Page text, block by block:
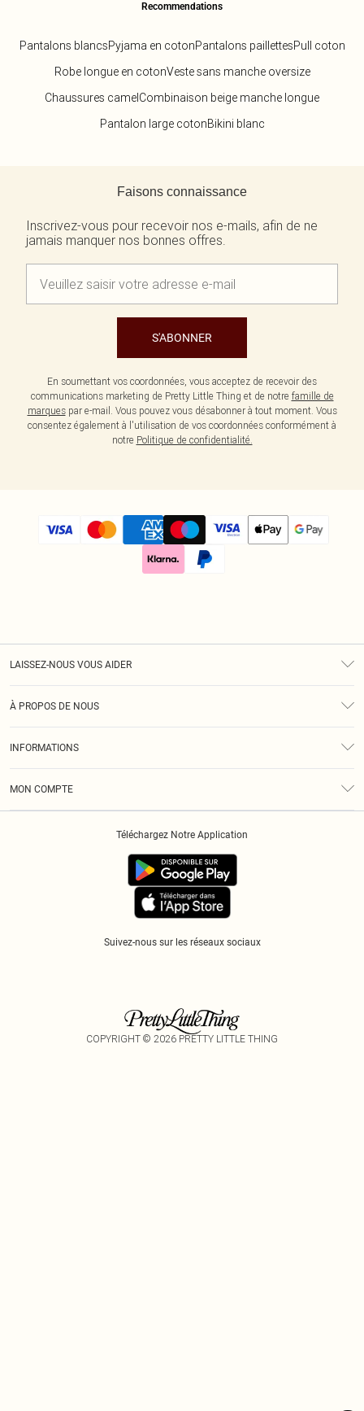
Recommendations
Pantalons blancsPyjama en cotonPantalons paillettesPull coton
Robe longue en cotonVeste sans manche oversize
Chaussures camelCombinaison beige manche longue
Pantalon large cotonBikini blanc
Faisons connaissance
Inscrivez-vous pour recevoir nos e-mails, afin de ne
jamais manquer nos bonnes offres.
S'ABONNER
En soumettant vos coordonnées, vous acceptez de recevoir des
communications marketing de Pretty Little Thing et de notre famille de
marquespar e-mail. Vous pouvez vous désabonner à tout moment. Vous
consentez également à l'utilisation de vos coordonnées conformément à
notre Politique de confidentialité.
LAISSEZ-NOUS VOUS AIDER
À PROPOS DE NOUS
INFORMATIONS
MON COMPTE
Suivez-nous sur les réseaux sociaux
Téléchargez Notre Application
COPYRIGHT © 2026 PRETTY LITTLE THING